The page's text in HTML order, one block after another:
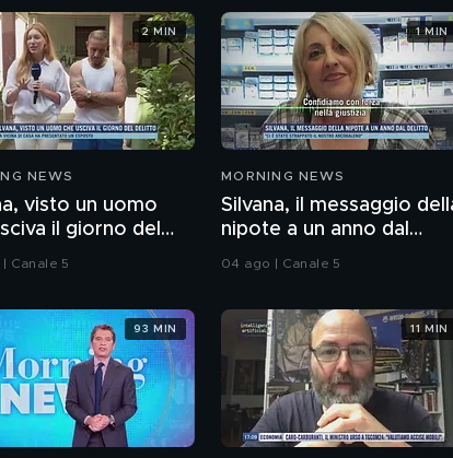
NEWS
visto un uomo
il giorno del
Canale 5
2 MIN
MORNING NEWS
Silvana, il messaggio
nipote a un anno dal
delitto
04 ago | Canale 5
1 MIN
93 MIN 11 MIN